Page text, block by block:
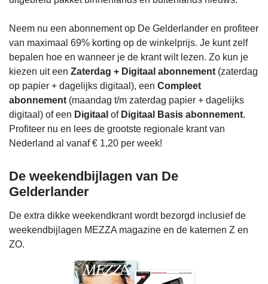
Neem nu een abonnement op De Gelderlander en profiteer
van maximaal 69% korting op de winkelprijs. Je kunt zelf
bepalen hoe en wanneer je de krant wilt lezen. Zo kun je
kiezen uit een Zaterdag + Digitaal abonnement (zaterdag
op papier + dagelijks digitaal), een Compleet
abonnement (maandag t/m zaterdag papier + dagelijks
digitaal) of een Digitaal of Digitaal Basis abonnement.
Profiteer nu en lees de grootste regionale krant van
Nederland al vanaf € 1,20 per week!
De weekendbijlagen van De
Gelderlander
De extra dikke weekendkrant wordt bezorgd inclusief de
weekendbijlagen MEZZA magazine en de katernen Z en
ZO.